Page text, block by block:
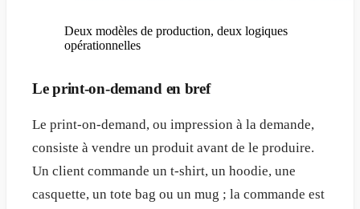
Deux modèles de production, deux logiques
opérationnelles
Le print-on-demand en bref
Le print-on-demand, ou impression à la demande,
consiste à vendre un produit avant de le produire.
Un client commande un t-shirt, un hoodie, une
casquette, un tote bag ou un mug ; la commande est